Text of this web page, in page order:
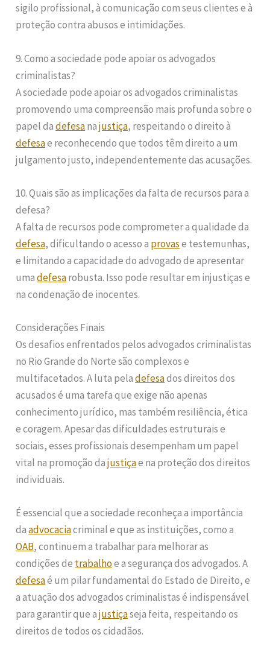
sigilo profissional, à comunicação com seus clientes e à
proteção contra abusos e intimidações.
9. Como a sociedade pode apoiar os advogados
criminalistas?
A sociedade pode apoiar os advogados criminalistas
promovendo uma compreensão mais profunda sobre o
papel dadefesanajustiça, respeitando o direito à
defesae reconhecendo que todos têm direito a um
julgamento justo, independentemente das acusações.
10. Quais são as implicações da falta de recursos para a
defesa?
A falta de recursos pode comprometer a qualidade da
defesa, dificultando o acesso a provase testemunhas,
e limitando a capacidade do advogado de apresentar
umadefesarobusta. Isso pode resultar em injustiças e
na condenação de inocentes.
Considerações Finais
Os desafios enfrentados pelos advogados criminalistas
no Rio Grande do Norte são complexos e
multifacetados. A luta peladefesados direitos dos
acusados é uma tarefa que exige não apenas
conhecimento jurídico, mas também resiliência, ética
e coragem. Apesar das dificuldades estruturais e
sociais, esses profissionais desempenham um papel
vital na promoção dajustiçae na proteção dos direitos
individuais.
É essencial que a sociedade reconheça a importância
daadvocaciacriminal e que as instituições, como a
OAB, continuem a trabalhar para melhorar as
condições de trabalhoe a segurança dos advogados. A
defesaé um pilar fundamental do Estado de Direito, e
a atuação dos advogados criminalistas é indispensável
para garantir que ajustiçaseja feita, respeitando os
direitos de todos os cidadãos.